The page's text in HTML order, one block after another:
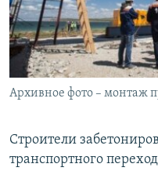
ПОБЕДИТЕЛЕЙ НЕ СУДЯТ?
КРЫМ.НЕПОКОРЕННЫЙ
ELIFBE
УКРАИНСКАЯ ПРОБЛЕМА
ПРИСОЕДИНЯЙТЕСЬ!
Архивное фото – монтаж
Строители
транспортного